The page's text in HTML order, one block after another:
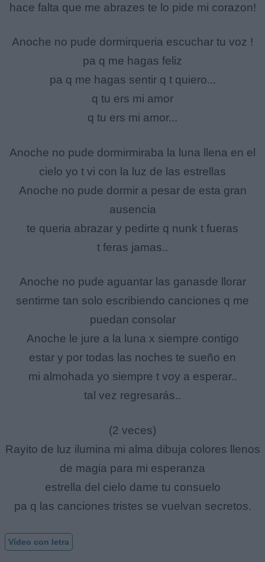
hace falta que me abrazes te lo pide mi corazon!
Anoche no pude dormirqueria escuchar tu voz !
pa q me hagas feliz
pa q me hagas sentir q t quiero...
q tu ers mi amor
q tu ers mi amor...
Anoche no pude dormirmiraba la luna llena en el
cielo yo t vi con la luz de las estrellas
Anoche no pude dormir a pesar de esta gran
ausencia
te queria abrazar y pedirte q nunk t fueras
t feras jamas..
Anoche no pude aguantar las ganasde llorar
sentirme tan solo escribiendo canciones q me
puedan consolar
Anoche le jure a la luna x siempre contigo
estar y por todas las noches te sueño en
mi almohada yo siempre t voy a esperar..
tal vez regresarás..
(2 veces)
Rayito de luz ilumina mi alma dibuja colores llenos
de magia para mi esperanza
estrella del cielo dame tu consuelo
pa q las canciones tristes se vuelvan secretos.
Vídeo con letra